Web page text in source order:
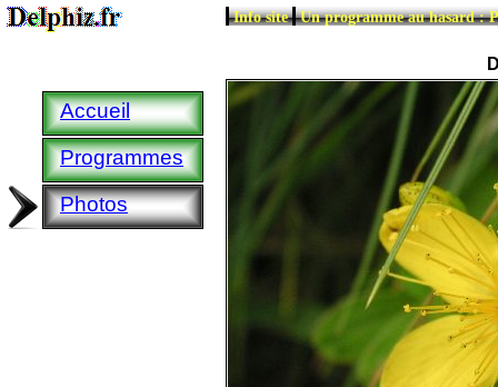
Info site Un programme au hasard :
Accueil
Programmes
Photos